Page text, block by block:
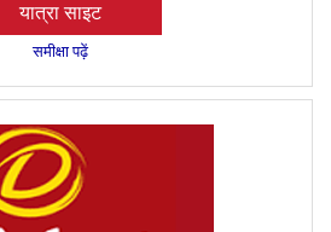
यात्रा साइट
समीक्षा पढ़ें